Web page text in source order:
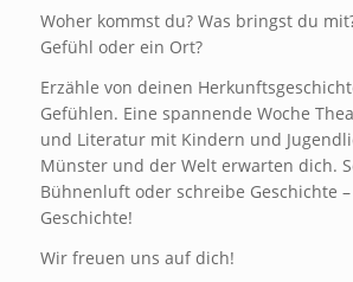
Woher kommst du? Was bringst du
Gefühl oder ein Ort?
Erzähle von deinen
Gefühlen. Eine spannende Woche
und Literatur mit Kindern und
Münster und der Welt erwarten dich.
Bühnenluft oder schreibe Geschichte
Geschichte!
Wir freuen uns auf dich!